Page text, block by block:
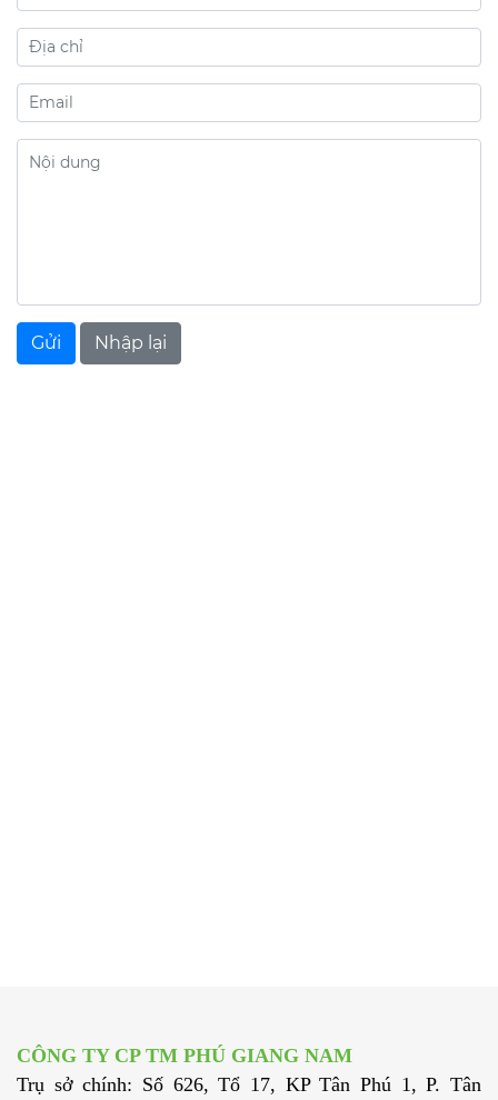
CÔNG TY CP TM PHÚ GIANG NAM
Trụ sở chính: Số 626, Tổ 17, KP Tân Phú 1, P. Tân